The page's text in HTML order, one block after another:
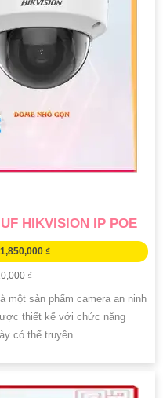
HIKVISION IP POE
₫
₫
một sản phẩm camera an ninh
thiết kế với chức năng
có thể truyền...